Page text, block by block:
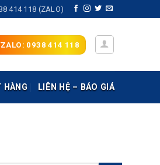
414 118 (ZALO)
0938 414 118
HÀNG LIÊN HỆ – BÁO GIÁ